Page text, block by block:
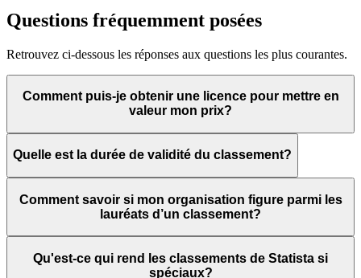
Questions fréquemment posées
Retrouvez ci-dessous les réponses aux questions les plus courantes.
Comment puis-je obtenir une licence pour mettre en
valeur mon prix?
Quelle est la durée de validité du classement?
Comment savoir si mon organisation figure parmi les
lauréats d’un classement?
Qu'est-ce qui rend les classements de Statista si
spéciaux?